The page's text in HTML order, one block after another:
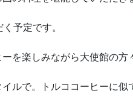
予定です。
を楽しみながら大使館の方
ルで。トルココーヒーに似